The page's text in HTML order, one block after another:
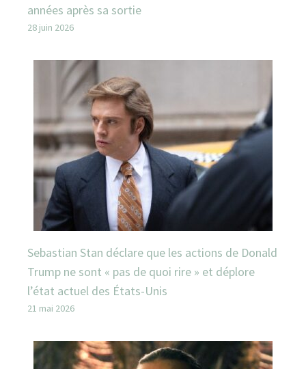
années après sa sortie
28 juin 2026
Sebastian Stan déclare que les actions de Donald
Trump ne sont « pas de quoi rire » et déplore
l’état actuel des États-Unis
21 mai 2026